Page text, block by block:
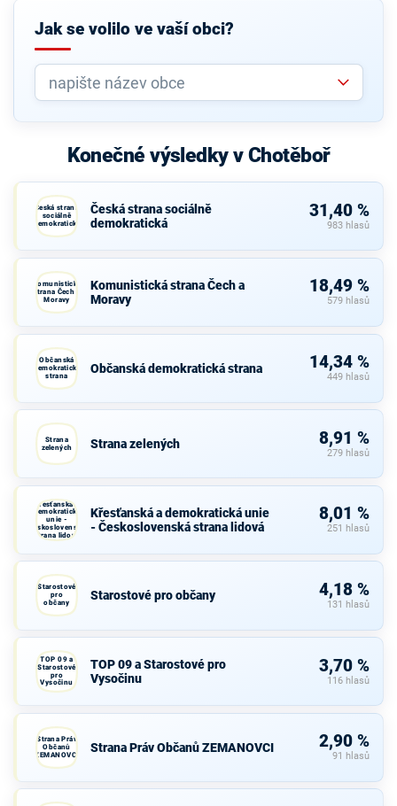
Jak se volilo ve vaší obci?
Konečné výsledky v Chotěboř
Česká strana
sociálně
demokratická
Česká strana sociálně
demokratická
31,40 %
983 hlasů
Komunistická
strana Čech a
Moravy
Komunistická strana Čech a
Moravy
18,49 %
579 hlasů
Občanská
demokratická
strana
Občanská demokratická strana 14,34 %
449 hlasů
Strana
zelených
Strana zelených 8,91 %
279 hlasů
Křesťanská a
demokratická
unie -
Československá
strana lidová
Křesťanská a demokratická unie
- Československá strana lidová
8,01 %
251 hlasů
Starostové
pro
občany
Starostové pro občany 4,18 %
131 hlasů
TOP 09 a
Starostové
pro
Vysočinu
TOP 09 a Starostové pro
Vysočinu
3,70 %
116 hlasů
Strana Práv
Občanů
ZEMANOVCI
Strana Práv Občanů ZEMANOVCI 2,90 %
91 hlasů